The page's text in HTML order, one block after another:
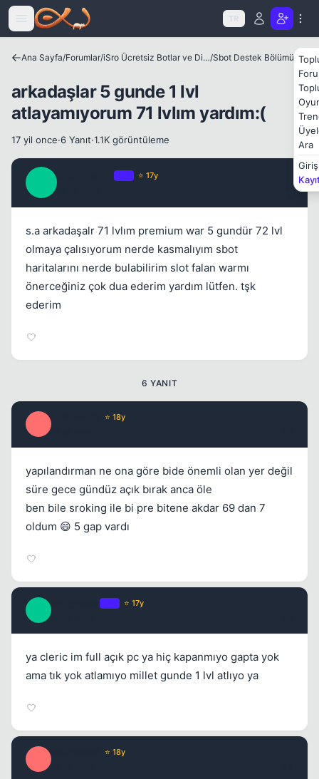
Icerige atla
TR
Ara
Giriş
Ana Sayfa/Forumlar/ iSro Ücretsiz Botlar ve Diğer Programlar/Sbot Destek Bölümü
arkadaşlar 5 gunde 1 lvl
atlayamıyorum 71 lvlım yardım:(
17 yil once·6 Yanıt·1.1K görüntüleme
⭐ 17y
s.a arkadaşalr 71 lvlım premium war 5 gundür 72 lvl
olmaya çalısıyorum nerde kasmalıyım sbot
haritalarını nerde bulabilirim slot falan warmı
önerceğiniz çok dua ederim yardım lütfen. tşk
ederim
6 YANIT
⭐ 18y
yapılandırman ne ona göre bide önemli olan yer değil
süre gece gündüz açık bırak anca öle
ben bile sroking ile bi pre bitene akdar 69 dan 7
oldum 😄 5 gap vardı
⭐ 17y
ya cleric im full açık pc ya hiç kapanmıyo gapta yok
ama tık yok atlamıyo millet gunde 1 lvl atlıyo ya
⭐ 18y
Kapat